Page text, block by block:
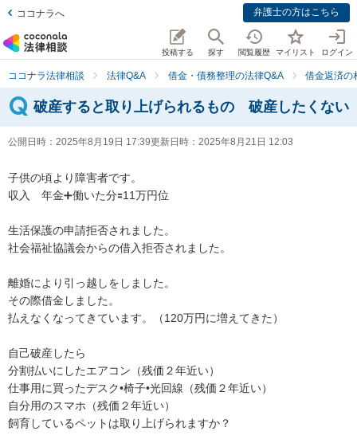
ココナラへ 弁護士の方はこちら
投稿する 探す 閲覧履歴 マイリスト ログイン
ココナラ法律相談 法律Q&A 借金・債務整理の法律Q&A 借金返済の
破産すると取り上げられるもの 破産したくない
公開日時： 2025年8月19日 17:39更新日時： 2025年8月21日 12:03
子供の頃より障害者です。
収入　年金➕働いた分🟰11万円位
生活保護の申請拒否されました。
社会福祉協議会からの借入拒否されました。
離婚により引っ越しをしました。
その際借金しました。
払えなくなってきています。（120万円に増えてきた）
自己破産したら
分割払いにしたエアコン（残価２年近い）
仕事用に買ったデスク•椅子•光回線（残価２年近い）
自分用のスマホ（残価２年近い）
飼育しているペットは取り上げられますか？